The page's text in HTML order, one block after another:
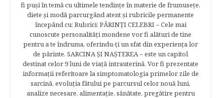
fi puşi în temă cu ultimele tendinţe în materie de frumuseţe,
diete şi modă parcurgând atent şi rubricile permanente
începând cu: Rubrici: PĂRINŢI CELEBRI – Cele mai
cunoscute personalităţi mondene vor fi alături de tine
pentru a te îndruma, oferindu-ţi un sfat din experienţa lor
de părinte. SARCINA ŞI NAŞTEREA – este un capitol
destinat celor 9 luni de viaţă intrauterină. Vor fi prezentate
informaţii referitoare la simptomatologia primelor zile de
sarcină, evoluţia fătului pe parcursul celor nouă luni,
analize necesare, alimentaţie, sănătate, pregătire pentru